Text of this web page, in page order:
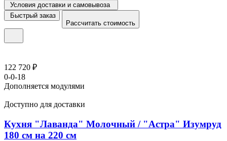
Условия доставки и самовывоза
Быстрый заказ
Рассчитать стоимость
122 720 ₽
0-0-18
Дополняется модулями
Доступно для доставки
Кухня "Лаванда" Молочный / "Астра" Изумруд
180 см на 220 см